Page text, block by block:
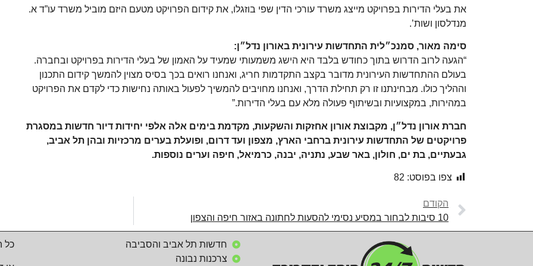
את בעלי הדירות בפרויקט מייצג משרד עורכי הדין שפי בוזגלו, את קידום הפרויקט מטעם היזם מוביל משרד עו”ד א.
מנדלסון ושות’.
סימה מאור, סמנכ״לית התחדשות עירונית באורון נדל״ן:
“הגעה לרוב הדרוש בתוך כחודש בלבד היא הישג משמעותי שמעיד על האמון של בעלי הדירות בפרויקט ובחברה.
בעולם ההתחדשות העירונית מדובר בקצב התקדמות חריג, ואנחנו רואים בכך בסיס מצוין להמשך קידום התכנון
וההליך כולו. מבחינתנו זו רק תחילת הדרך, ואנחנו מחויבים להמשיך לפעול באותה נחישות כדי לקדם את הפרויקט
במהירות, במקצועיות ובשיתוף פעולה מלא עם בעלי הדירות.”
חברת אורון נדל״ן, מקבוצת אורון אחזקות והשקעות, מקדמת בימים אלה אלפי יחידות דיור חדשות במסגרת
פרויקטים של התחדשות עירונית ברחבי הארץ, מצפון ועד דרום, ופועלת בערים מרכזיות ובהן תל אביב,
גבעתיים, בת ים, חולון, באר שבע, נתניה, יבנה, כרמיאל, חיפה וערים נוספות.
צפו בפוסט: 82
הקודם
10 סיבות לבחור במסיע נסימי להסעות לחתונה באזור חיפה והצפון
חדשות תל אביב והסביבה
צרכנות נבונה
כל